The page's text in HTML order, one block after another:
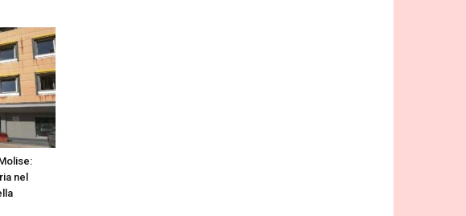
nel